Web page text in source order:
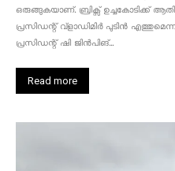
ഒരുങ്ങുകയാണ്. ബ്രിക്സ് ഉച്ചകോടിക്ക്
പ്രസിഡന്റ് വ്‌ളാഡിമിർ പുടിൻ
പ്രസിഡന്റ് ഷി ജിൻപിങ്...
Read more